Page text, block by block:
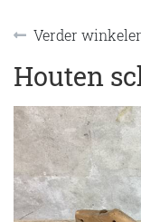
Verder
Houten